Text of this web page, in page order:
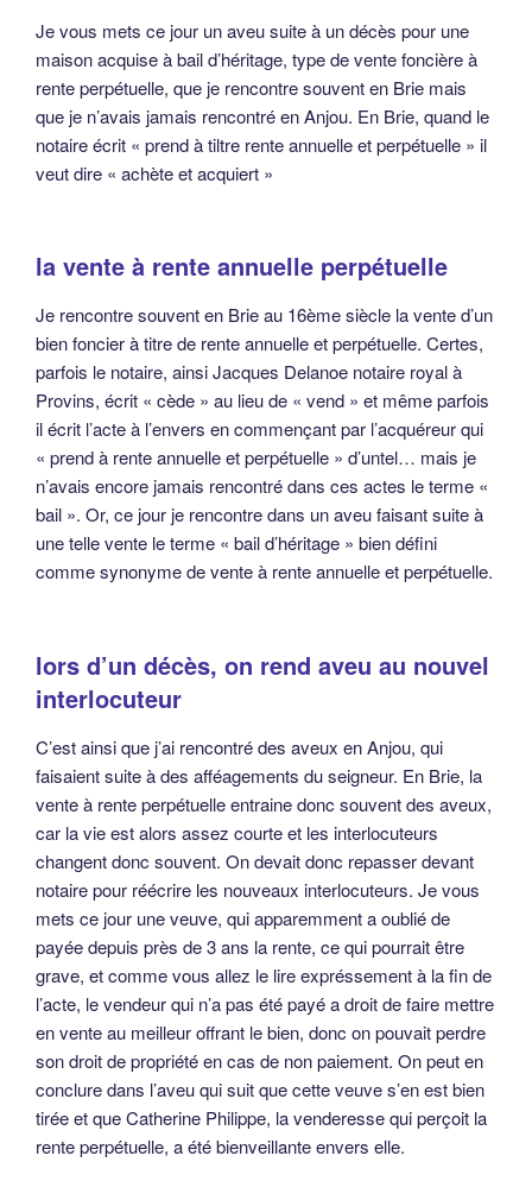
Je vous mets ce jour un aveu suite à un décès pour une
maison acquise à bail d’héritage, type de vente foncière à
rente perpétuelle, que je rencontre souvent en Brie mais
que je n’avais jamais rencontré en Anjou. En Brie, quand le
notaire écrit « prend à tiltre rente annuelle et perpétuelle » il
veut dire « achète et acquiert »
la vente à rente annuelle perpétuelle
Je rencontre souvent en Brie au 16ème siècle la vente d’un
bien foncier à titre de rente annuelle et perpétuelle. Certes,
parfois le notaire, ainsi Jacques Delanoe notaire royal à
Provins, écrit « cède » au lieu de « vend » et même parfois
il écrit l’acte à l’envers en commençant par l’acquéreur qui
« prend à rente annuelle et perpétuelle » d’untel… mais je
n’avais encore jamais rencontré dans ces actes le terme «
bail ». Or, ce jour je rencontre dans un aveu faisant suite à
une telle vente le terme « bail d’héritage » bien défini
comme synonyme de vente à rente annuelle et perpétuelle.
lors d’un décès, on rend aveu au nouvel
interlocuteur
C’est ainsi que j’ai rencontré des aveux en Anjou, qui
faisaient suite à des afféagements du seigneur. En Brie, la
vente à rente perpétuelle entraine donc souvent des aveux,
car la vie est alors assez courte et les interlocuteurs
changent donc souvent. On devait donc repasser devant
notaire pour réécrire les nouveaux interlocuteurs. Je vous
mets ce jour une veuve, qui apparemment a oublié de
payée depuis près de 3 ans la rente, ce qui pourrait être
grave, et comme vous allez le lire expréssement à la fin de
l’acte, le vendeur qui n’a pas été payé a droit de faire mettre
en vente au meilleur offrant le bien, donc on pouvait perdre
son droit de propriété en cas de non paiement. On peut en
conclure dans l’aveu qui suit que cette veuve s’en est bien
tirée et que Catherine Philippe, la venderesse qui perçoit la
rente perpétuelle, a été bienveillante envers elle.